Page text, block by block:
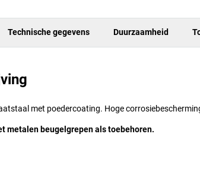
Technische gegevens Duurzaamheid
met poedercoating. Hoge
metalen beugelgrepen als toebehoren.